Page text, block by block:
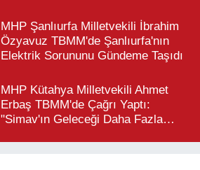
MHP Şanlıurfa Milletvekili İbrahim
Özyavuz TBMM'de Şanlıurfa'nın
Elektrik Sorununu Gündeme Taşıdı
MHP Kütahya Milletvekili Ahmet
Erbaş TBMM'de Çağrı Yaptı:
"Simav'ın Geleceği Daha Fazla